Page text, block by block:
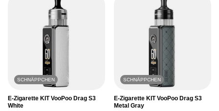
SCHNÄPPCHEN
E-Zigarette KIT VooPoo Drag S3
White
SCHNÄPPCHEN
E-Zigarette KIT VooPoo Drag S3
Metal Gray